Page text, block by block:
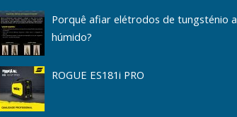
Porquê afiar elétrodos de tungsténio a
húmido?
ROGUE ES181i PRO